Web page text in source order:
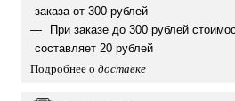
заказа от 300 рублей
При заказе до 300 рублей
составляет 20 рублей
Подробнее о доставке